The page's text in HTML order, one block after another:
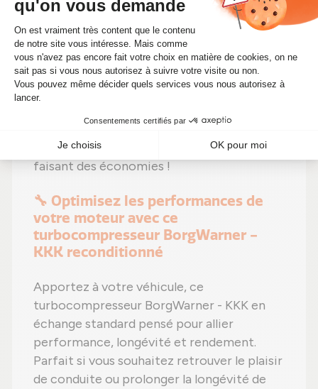
En choisissant unturbocompresseur
reconditionné, vous faites un pari gagnant :
performances identiques,moins de
choix écologique
. Alors pourquoi
hésiter ? Boostez votre moteur tout en
faisant des économies !
🔧 Optimisez les performances de
votre moteur avec ce
turbocompresseur BorgWarner -
KKK reconditionné
Apportez à votre véhicule, ce
turbocompresseur BorgWarner - KKK en
échange standard pensé pour allier
performance, longévité et rendement.
Parfait si vous souhaitez retrouver le plaisir
de conduite ou prolonger la longévité de